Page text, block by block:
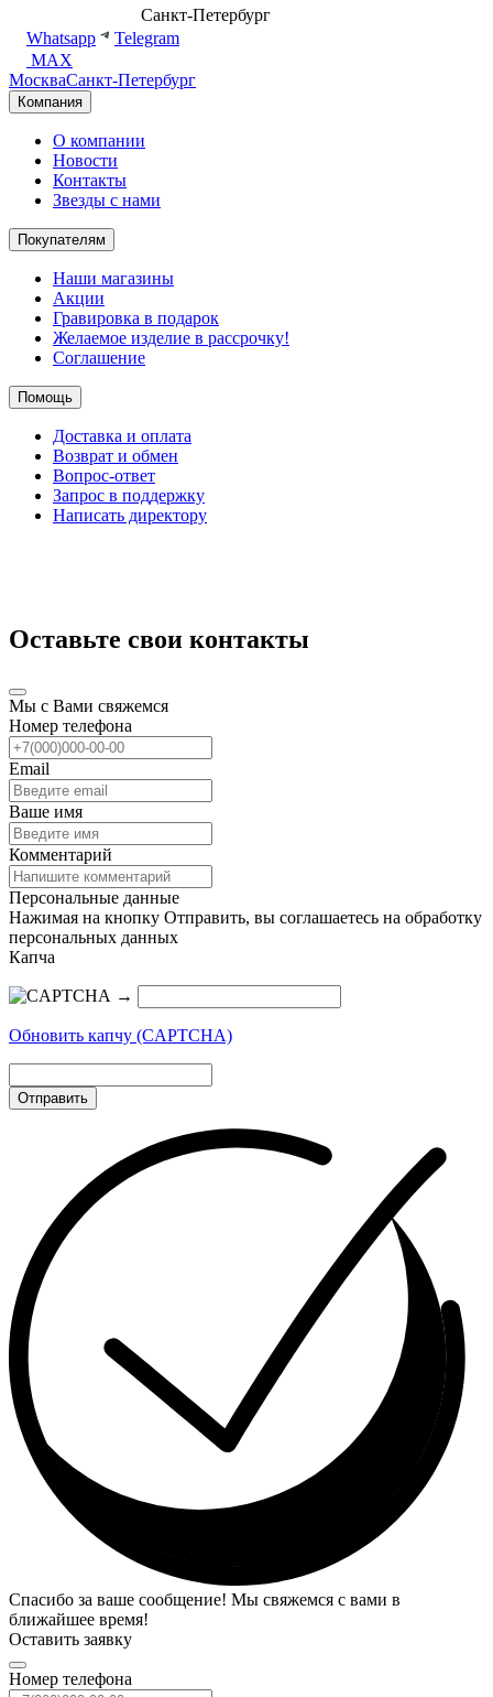
Санкт-Петербург
Whatsapp
Telegram
MAX
МоскваСанкт-Петербург
Компания
О компании
Новости
Контакты
Звезды с нами
Покупателям
Наши магазины
Акции
Гравировка в подарок
Желаемое изделие в рассрочку!
Соглашение
Помощь
Доставка и оплата
Возврат и обмен
Вопрос-ответ
Запрос в поддержку
Написать директору
Оставьте свои контакты
Мы с Вами свяжемся
Номер телефона
Email
Ваше имя
Комментарий
Персональные данные
Нажимая на кнопку Отправить, вы соглашаетесь на обработку
персональных данных
Капча
→
Обновить капчу (CAPTCHA)
Отправить
Спасибо за ваше сообщение! Мы свяжемся с вами в
ближайшее время!
Оставить заявку
Номер телефона